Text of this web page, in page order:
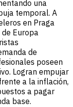
una
temporal. A
en Praga
Europa
de
poseen
Logran empujar
a la inflación,
a pagar
base.